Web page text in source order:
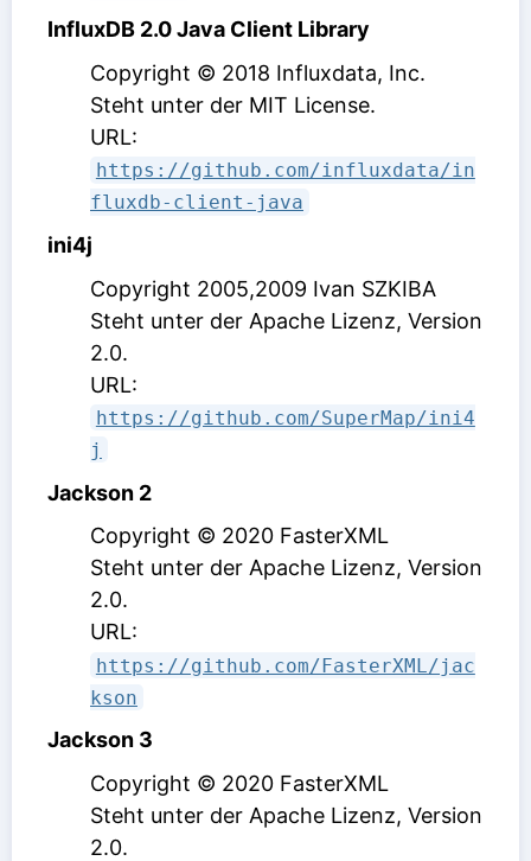
InfluxDB 2.0 Java Client Library
Copyright © 2018 Influxdata, Inc.
Steht unter der MIT License.
URL:
https://github.com/influxdata/in
fluxdb-client-java
ini4j
Copyright 2005,2009 Ivan SZKIBA
Steht unter der Apache Lizenz, Version
2.0.
URL:
https://github.com/SuperMap/ini4
j
Jackson 2
Copyright © 2020 FasterXML
Steht unter der Apache Lizenz, Version
2.0.
URL:
https://github.com/FasterXML/jac
kson
Jackson 3
Copyright © 2020 FasterXML
Steht unter der Apache Lizenz, Version
2.0.